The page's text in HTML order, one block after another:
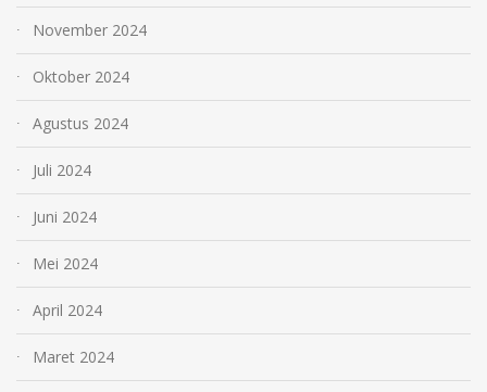
November 2024
Oktober 2024
Agustus 2024
Juli 2024
Juni 2024
Mei 2024
April 2024
Maret 2024